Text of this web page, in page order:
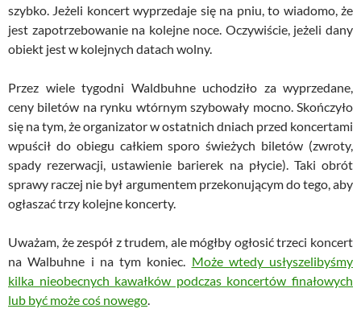
szybko. Jeżeli koncert wyprzedaje się na pniu, to wiadomo, że
jest zapotrzebowanie na kolejne noce. Oczywiście, jeżeli dany
obiekt jest w kolejnych datach wolny.
Przez wiele tygodni Waldbuhne uchodziło za wyprzedane,
ceny biletów na rynku wtórnym szybowały mocno. Skończyło
się na tym, że organizator w ostatnich dniach przed koncertami
wpuścił do obiegu całkiem sporo świeżych biletów (zwroty,
spady rezerwacji, ustawienie barierek na płycie). Taki obrót
sprawy raczej nie był argumentem przekonującym do tego, aby
ogłaszać trzy kolejne koncerty.
Uważam, że zespół z trudem, ale mógłby ogłosić trzeci koncert
na Walbuhne i na tym koniec. Może wtedy usłyszelibyśmy
kilka nieobecnych kawałków podczas koncertów finałowych
lub być może coś nowego.